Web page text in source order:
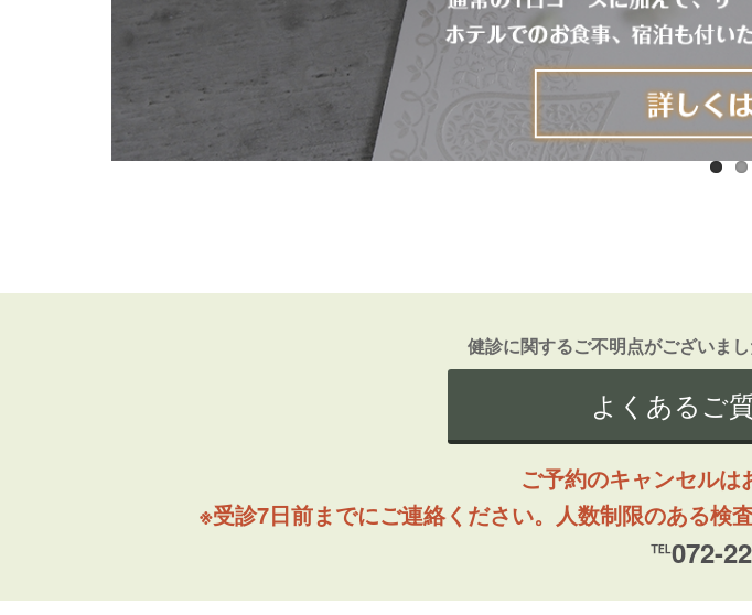
健診に関するご不明点がございま
よくあるご
ご予約のキャンセルは
※受診7日前までにご連絡ください。人数制限のある検
℡072-